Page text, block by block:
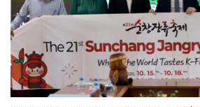
Du lịch
Tư vấn
Săn Tour
check-in
Câu
Đọc
Cửa
Kể
Hạt